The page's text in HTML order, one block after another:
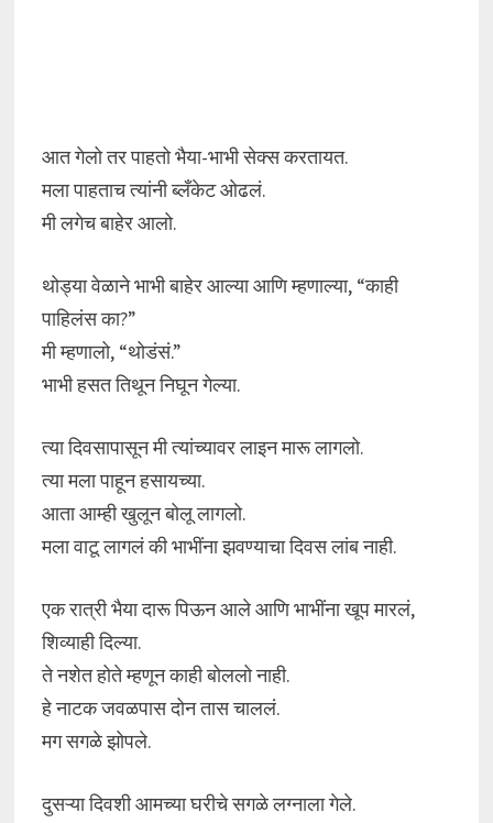
आत गेलो तर पाहतो भैया-भाभी सेक्स करतायत.
मला पाहताच त्यांनी ब्लँकेट ओढलं.
मी लगेच बाहेर आलो.
थोड्या वेळाने भाभी बाहेर आल्या आणि म्हणाल्या, “काही
पाहिलंस का?”
मी म्हणालो, “थोडंसं.”
भाभी हसत तिथून निघून गेल्या.
त्या दिवसापासून मी त्यांच्यावर लाइन मारू लागलो.
त्या मला पाहून हसायच्या.
आता आम्ही खुलून बोलू लागलो.
मला वाटू लागलं की भाभींना झवण्याचा दिवस लांब नाही.
एक रात्री भैया दारू पिऊन आले आणि भाभींना खूप मारलं,
शिव्याही दिल्या.
ते नशेत होते म्हणून काही बोललो नाही.
हे नाटक जवळपास दोन तास चाललं.
मग सगळे झोपले.
दुसऱ्या दिवशी आमच्या घरीचे सगळे लग्नाला गेले.